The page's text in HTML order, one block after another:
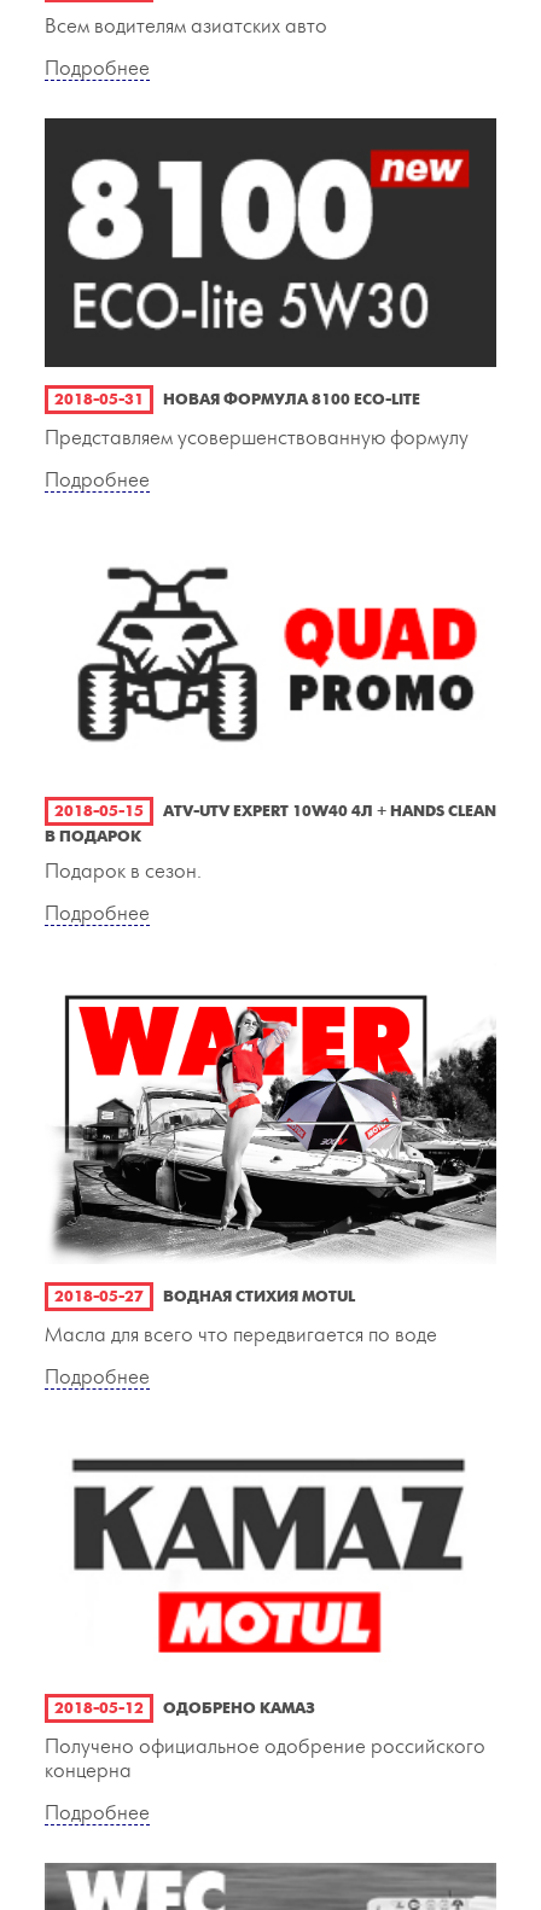
Всем водителям азиатских авто
Подробнее
2018-05-31 НОВАЯ ФОРМУЛА 8100 ECO-LITE
Представляем усовершенствованную формулу
Подробнее
2018-05-15
ATV-UTV EXPERT 10W40 4Л + HANDS CLEAN
В ПОДАРОК
Подарок в сезон.
Подробнее
2018-05-27 ВОДНАЯ СТИХИЯ MOTUL
Масла для всего что передвигается по воде
Подробнее
2018-05-12 ОДОБРЕНО КАМАЗ
Получено официальное одобрение российского
концерна
Подробнее